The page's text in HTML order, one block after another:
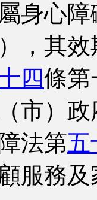
身心
，其
四條第
市）
法第五
服務